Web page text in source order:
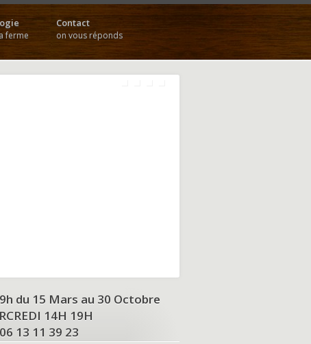
ferme
Contact
on vous réponds
du 15 Mars au 30 Octobre
14H 19H
06 13 11 39 23